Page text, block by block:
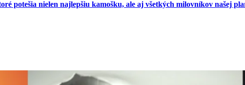
potešia nielen najlepšiu kamošku, ale aj všetkých milovníkov našej